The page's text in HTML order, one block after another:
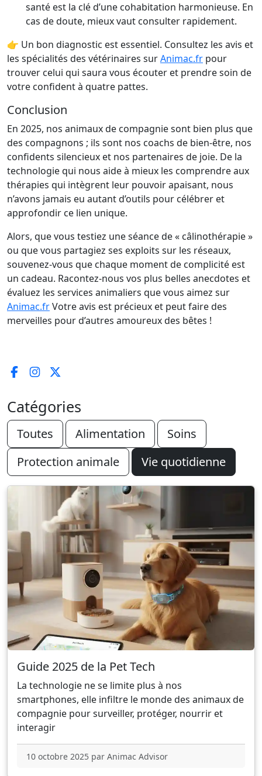
santé est la clé d’une cohabitation harmonieuse. En
cas de doute, mieux vaut consulter rapidement.
👉 Un bon diagnostic est essentiel. Consultez les avis et
les spécialités des vétérinaires surAnimac.fr pour
trouver celui qui saura vous écouter et prendre soin de
votre confident à quatre pattes.
Conclusion
En 2025, nos animaux de compagnie sont bien plus que
des compagnons ; ils sont nos coachs de bien-être, nos
confidents silencieux et nos partenaires de joie. De la
technologie qui nous aide à mieux les comprendre aux
thérapies qui intègrent leur pouvoir apaisant, nous
n’avons jamais eu autant d’outils pour célébrer et
approfondir ce lien unique.
Alors, que vous testiez une séance de « câlinothérapie »
ou que vous partagiez ses exploits sur les réseaux,
souvenez-vous que chaque moment de complicité est
un cadeau. Racontez-nous vos plus belles anecdotes et
évaluez les services animaliers que vous aimez sur
Animac.frVotre avis est précieux et peut faire des
merveilles pour d’autres amoureux des bêtes !
Catégories
Toutes Alimentation
Soins
Protection animale
Vie quotidienne
Guide 2025 de la Pet Tech
La technologie ne se limite plus à nos
smartphones, elle infiltre le monde des animaux de
compagnie pour surveiller, protéger, nourrir et
interagir
10 octobre 2025 par Animac Advisor